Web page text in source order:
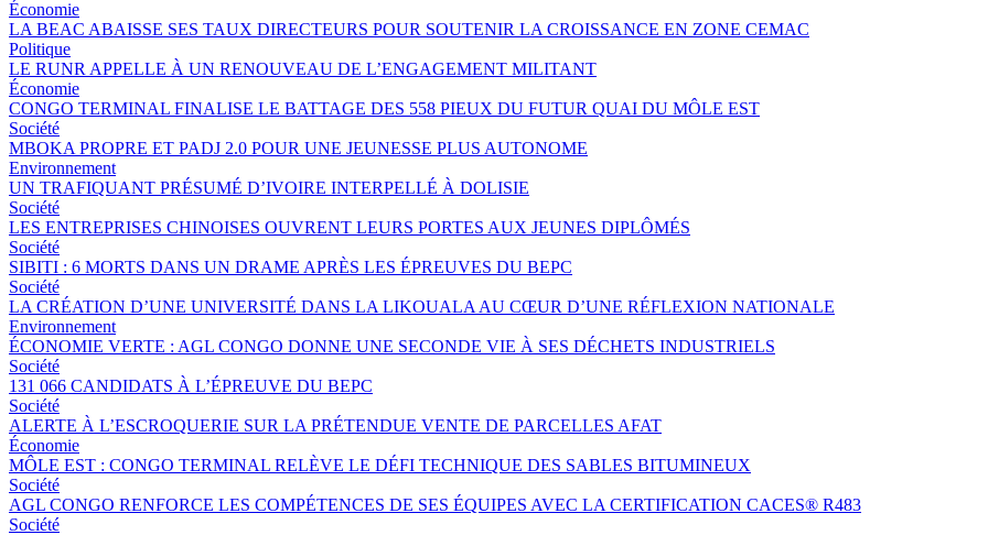
Économie
LA BEAC ABAISSE SES TAUX DIRECTEURS POUR SOUTENIR LA CROISSANCE EN ZONE CEMAC
Politique
LE RUNR APPELLE À UN RENOUVEAU DE L’ENGAGEMENT MILITANT
Économie
CONGO TERMINAL FINALISE LE BATTAGE DES 558 PIEUX DU FUTUR QUAI DU MÔLE EST
Société
MBOKA PROPRE ET PADJ 2.0 POUR UNE JEUNESSE PLUS AUTONOME
Environnement
UN TRAFIQUANT PRÉSUMÉ D’IVOIRE INTERPELLÉ À DOLISIE
Société
LES ENTREPRISES CHINOISES OUVRENT LEURS PORTES AUX JEUNES DIPLÔMÉS
Société
SIBITI : 6 MORTS DANS UN DRAME APRÈS LES ÉPREUVES DU BEPC
Société
LA CRÉATION D’UNE UNIVERSITÉ DANS LA LIKOUALA AU CŒUR D’UNE RÉFLEXION NATIONALE
Environnement
ÉCONOMIE VERTE : AGL CONGO DONNE UNE SECONDE VIE À SES DÉCHETS INDUSTRIELS
Société
131 066 CANDIDATS À L’ÉPREUVE DU BEPC
Société
ALERTE À L’ESCROQUERIE SUR LA PRÉTENDUE VENTE DE PARCELLES AFAT
Économie
MÔLE EST : CONGO TERMINAL RELÈVE LE DÉFI TECHNIQUE DES SABLES BITUMINEUX
Société
AGL CONGO RENFORCE LES COMPÉTENCES DE SES ÉQUIPES AVEC LA CERTIFICATION CACES® R483
Société